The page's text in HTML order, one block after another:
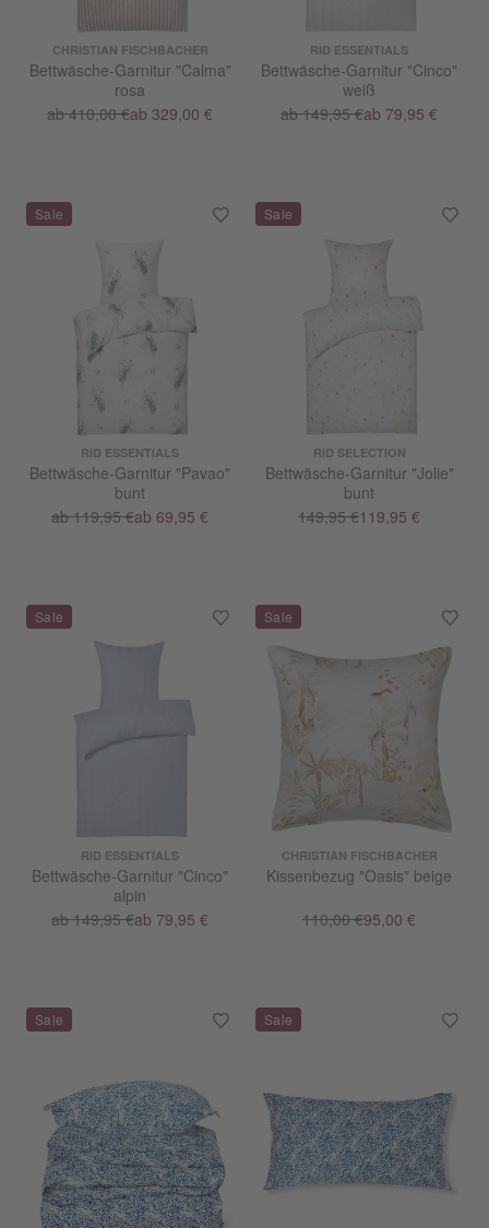
CHRISTIAN FISCHBACHER
Bettwäsche-Garnitur "Calma"
rosa
ab 410,00 €ab 329,00 €
RID ESSENTIALS
Bettwäsche-Garnitur "Cinco"
weiß
ab 149,95 €ab 79,95 €
RID ESSENTIALS
Bettwäsche-Garnitur "Pavao"
bunt
ab 119,95 €ab 69,95 €
RID SELECTION
Bettwäsche-Garnitur "Jolie"
bunt
149,95 €119,95 €
RID ESSENTIALS
Bettwäsche-Garnitur "Cinco"
alpin
ab 149,95 €ab 79,95 €
CHRISTIAN FISCHBACHER
Kissenbezug "Oasis" beige
110,00 €95,00 €